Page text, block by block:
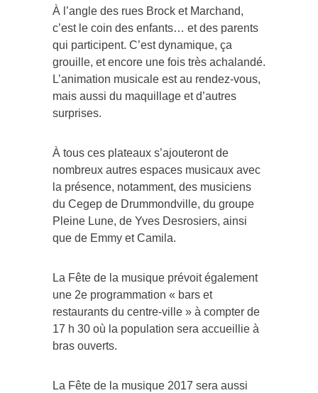
À l’angle des rues Brock et Marchand,
c’est le coin des enfants… et des parents
qui participent. C’est dynamique, ça
grouille, et encore une fois très achalandé.
L’animation musicale est au rendez-vous,
mais aussi du maquillage et d’autres
surprises.
À tous ces plateaux s’ajouteront de
nombreux autres espaces musicaux avec
la présence, notamment, des musiciens
du Cegep de Drummondville, du groupe
Pleine Lune, de Yves Desrosiers, ainsi
que de Emmy et Camila.
La Fête de la musique prévoit également
une 2e programmation « bars et
restaurants du centre-ville » à compter de
17 h 30 où la population sera accueillie à
bras ouverts.
La Fête de la musique 2017 sera aussi